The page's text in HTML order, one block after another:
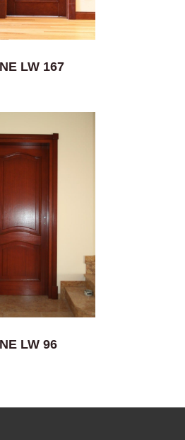
LW 167
LW 96